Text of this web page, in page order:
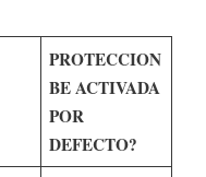
PROTECCION
BE ACTIVADA
POR
DEFECTO?